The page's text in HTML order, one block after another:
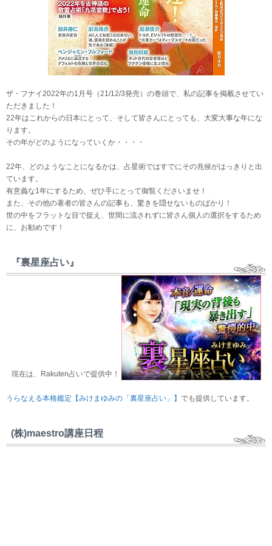
ザ・フナイ2022年の1月号（21/12/3発売）の巻頭で、私の記事を掲載させてい
ただきました！
22年はこれからの日本にとって、そして皆さんにとっても、大変大事な年にな
ります。
その年がどのようになっていくか・・・・
22年、どのようなことになるかは、占星術ではすでにその兆候がはっきりと出
ています。
有意義な1年にするため、ぜひ手にとって御覧くださいませ！
また、その他の著者の皆さんの記事も、驚きを隠せないものばかり！
世の中をフラットな目で捉え、世間に流されずに皆さん個人の選択をするため
に、お勧めです！
『裏星座占い』
現在は、Rakuten占いで提供中！
うらなえる本格鑑定【みけまゆみの「裏星座占い」】 でも提供しています。
(株)maestro講座日程